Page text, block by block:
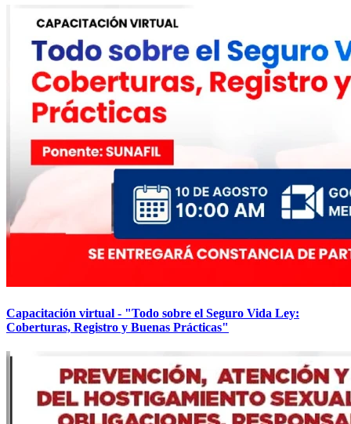
Capacitación virtual - "Todo sobre el Seguro Vida Ley:
Coberturas, Registro y Buenas Prácticas"